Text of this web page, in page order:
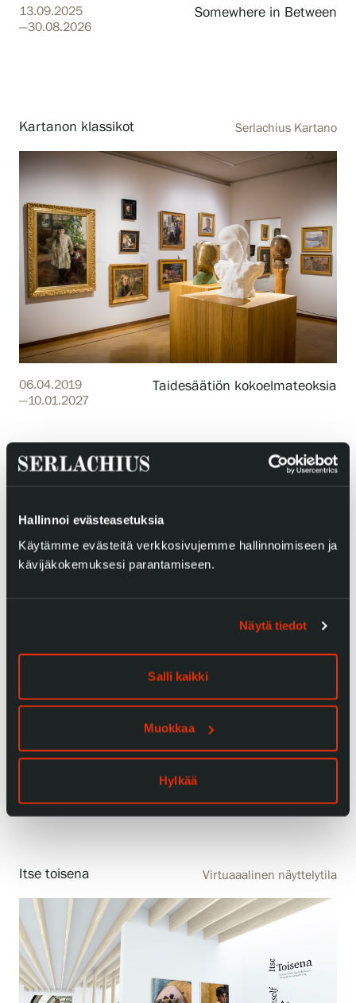
Hallinnoi evästeasetuksia
Käytämme evästeitä verkkosivujemme hallinnoimiseen ja
kävijäkokemuksesi parantamiseen.
Näytä tiedot
Salli kaikki
Muokkaa
Hylkää
13.09.2025
—30.08.2026
Somewhere in Between
Kartanon klassikot Serlachius Kartano
06.04.2019
—10.01.2027
Taidesäätiön kokoelmateoksia
15.06.2024
Serlachiuksen taidekokoelman tarina
Itse toisena Virtuaaalinen näyttelytila